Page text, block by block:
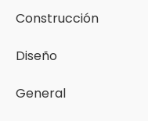
Construcción
Diseño
General